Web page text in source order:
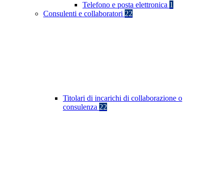
Telefono e posta elettronica 1
Consulenti e collaboratori 22
Titolari di incarichi di collaborazione o
consulenza 22